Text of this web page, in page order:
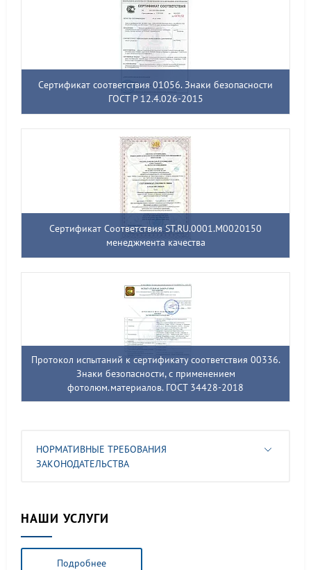
Сертификат соответствия 01056. Знаки безопасности
ГОСТ Р 12.4.026-2015
Сертификат Соответствия ST.RU.0001.M0020150
менеджмента качества
Протокол испытаний к сертификату соответствия 00336.
Знаки безопасности, с применением
фотолюм.материалов. ГОСТ 34428-2018
НОРМАТИВНЫЕ ТРЕБОВАНИЯ
ЗАКОНОДАТЕЛЬСТВА
НАШИ УСЛУГИ
Подробнее